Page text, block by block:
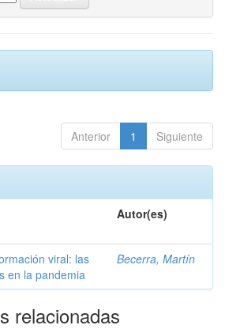
Anterior 1 Siguiente
Autor(es)
viral: las
en la pandemia
Becerra, Martín
relacionadas